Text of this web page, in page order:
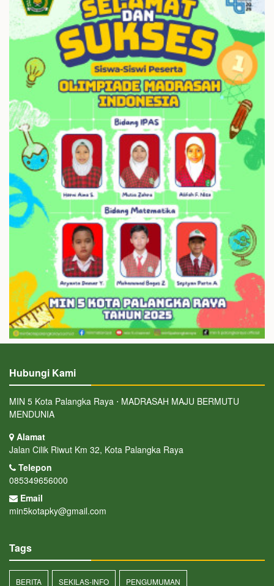
Hubungi Kami
MIN 5 Kota Palangka Raya ⋅ MADRASAH MAJU BERMUTU
MENDUNIA
Alamat
Jalan Cilik Riwut Km 32, Kota Palangka Raya
Telepon
085349656000
Email
min5kotapky@gmail.com
Tags
BERITA SEKILAS-INFO PENGUMUMAN